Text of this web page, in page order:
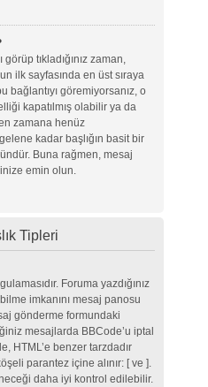
görüp tıkladığınız zaman,
ilk sayfasında en üst sıraya
bağlantıyı göremiyorsanız, o
kapatılmış olabilir ya da
zamana henüz
kadar başlığın basit bir
Buna rağmen, mesaj
emin olun.
Tipleri
Foruma yazdığınız
imkanını mesaj panosu
gönderme formundaki
mesajlarda BBCode’u iptal
HTML’e benzer tarzdadır
parantez içine alınır: [ ve ].
daha iyi kontrol edilebilir.